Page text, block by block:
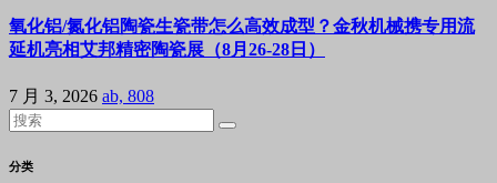
氧化铝/氮化铝陶瓷生瓷带怎么高效成型？金秋机械携专用流
延机亮相艾邦精密陶瓷展（8月26-28日）
7 月 3, 2026 ab, 808
分类